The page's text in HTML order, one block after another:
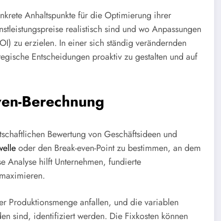
Anhaltspunkte für die Optimierung ihrer
realistisch sind und wo Anpassungen
zu erzielen. In einer sich ständig verändernden
Entscheidungen proaktiv zu gestalten und auf
Berechnung
Bewertung von Geschäftsideen und
oder den Break-even-Point zu bestimmen, an dem
Analyse hilft Unternehmen, fundierte
Produktionsmenge anfallen, und die variablen
sind, identifiziert werden. Die Fixkosten können